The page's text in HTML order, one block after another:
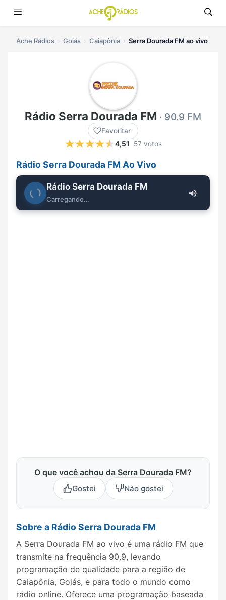
Ache Rádios Goiás Caiapônia Serra Dourada FM ao vivo
Rádio Serra Dourada FM · 90.9 FM
Favoritar
4,51
57 votos
Rádio Serra Dourada FM Ao Vivo
Rádio Serra Dourada FM
Carregando…
O que você achou da Serra Dourada FM?
Gostei Não gostei
Sobre a Rádio Serra Dourada FM
A Serra Dourada FM ao vivo é uma rádio FM que
transmite na frequência 90.9, levando
programação de qualidade para a região de
Caiapônia, Goiás, e para todo o mundo como
rádio online. Oferece uma programação baseada